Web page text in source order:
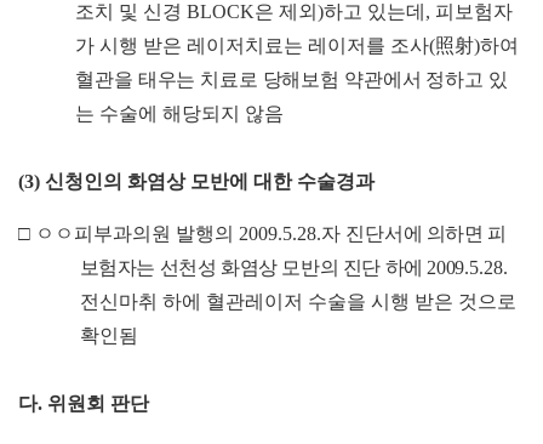
조치 및 신경BLOCK은 제외)하고 있는데 , 피보험자
가 시행 받은 레이저치료는 레이저를 조사(照射)하여
혈관을 태우는 치료로 당해보험 약관에서 정하고 있
는 수술에 해당되지 않음
(3) 신청인의 화염상 모반에 대한 수술경과
□ ㅇㅇ 피부과의원 발행의 2009.5.28.자 진단서에 의하면 피
보험자는 선천성 화염상 모반의 진단 하에 2009.5.28.
전신마취 하에 혈관레이저 수술을 시행 받은 것으로
확인됨
다. 위원회 판단